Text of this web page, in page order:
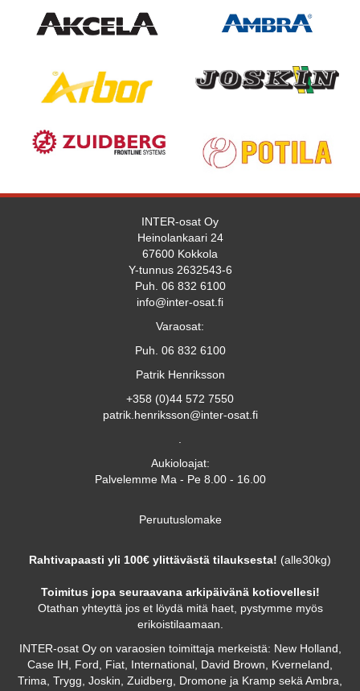
INTER-osat Oy
Heinolankaari 24
67600 Kokkola
Y-tunnus 2632543-6
Puh. 06 832 6100
info@inter-osat.fi
Varaosat:
Puh. 06 832 6100
Patrik Henriksson
+358 (0)44 572 7550
patrik.henriksson@inter-osat.fi
Aukioloajat:
Palvelemme Ma - Pe 8.00 - 16.00
Peruutuslomake
Rahtivapaasti yli 100€ ylittävästä tilauksesta! (alle30kg)
Toimitus jopa seuraavana arkipäivänä kotiovellesi!
Otathan yhteyttä jos et löydä mitä haet, pystymme myös
erikoistilaamaan.
INTER-osat Oy on varaosien toimittaja merkeistä: New Holland,
Case IH, Ford, Fiat, International, David Brown, Kverneland,
Trima, Trygg, Joskin, Zuidberg, Dromone ja Kramp sekä Ambra,